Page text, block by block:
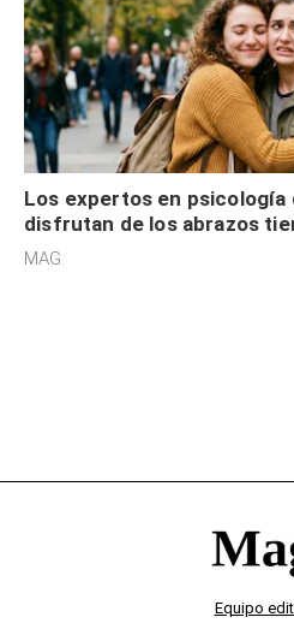
Los expertos en psicología
disfrutan de los abrazos
sensibilidad a los estímulos
MAG.
Equipo